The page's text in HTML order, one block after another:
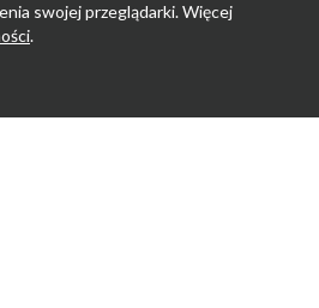
swojej przeglądarki. Więcej
.